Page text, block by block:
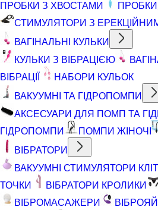
ПРОБКИ З ХВОСТАМИ
СТИМУЛЯТОРИ З
ВАГІНАЛЬНІ КУЛЬКИ
КУЛЬКИ З ВІБРАЦІЄЮ
ВІБРАЦІЇ
НАБОРИ КУЛЬОК
ВАКУУМНІ ТА ГІДРОПОМПИ
АКСЕСУАРИ ДЛЯ ПОМП ТА
ГІДРОПОМПИ
ПОМПИ ЖІНОЧІ
ВІБРАТОРИ
ВАКУУМНІ СТИМУЛЯТОРИ
ТОЧКИ
ВІБРАТОРИ КРОЛИКИ
ВІБРОМАСАЖЕРИ